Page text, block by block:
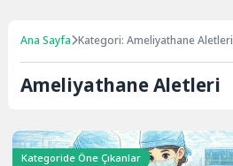
Ana Sayfa Kategori: Ameliyathane Aletleri
Ameliyathane Aletleri
Kategoride Öne Çıkanlar